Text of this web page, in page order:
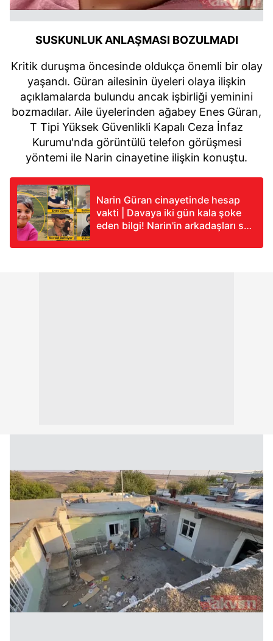
SUSKUNLUK ANLAŞMASI BOZULMADI
Kritik duruşma öncesinde oldukça önemli bir olay
yaşandı. Güran ailesinin üyeleri olaya ilişkin
açıklamalarda bulundu ancak işbirliği yeminini
bozmadılar. Aile üyelerinden ağabey Enes Güran,
T Tipi Yüksek Güvenlikli Kapalı Ceza İnfaz
Kurumu'nda görüntülü telefon görüşmesi
yöntemi ile Narin cinayetine ilişkin konuştu.
Narin Güran cinayetinde hesap
vakti | Davaya iki gün kala şoke
eden bilgi! Narin'in arkadaşları son
bir dizi önlem